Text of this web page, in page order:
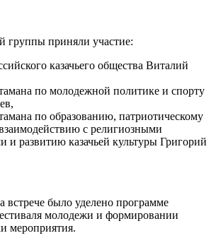
группы приняли участие:
казачьего общества Виталий
по молодежной политике и спорту
по образованию, патриотическому
с религиозными
и развитию казачьей культуры Григорий
встрече было уделено программе
молодежи и формировании
мероприятия.